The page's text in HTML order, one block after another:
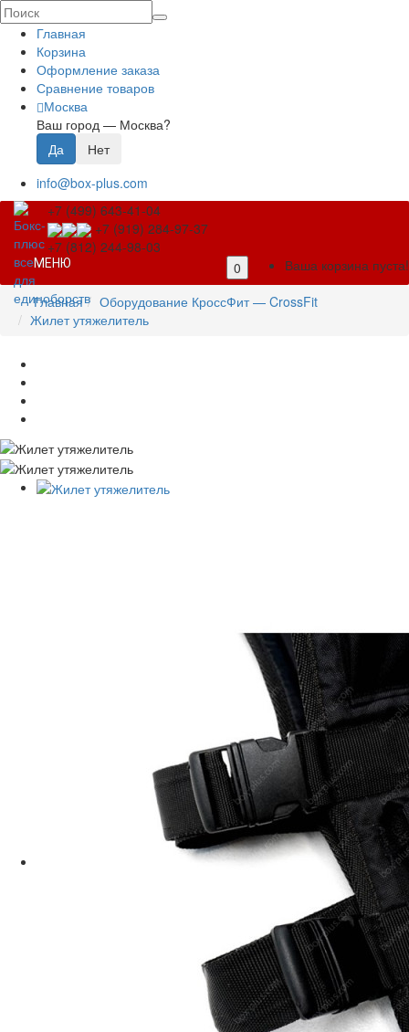
Главная
Корзина
Оформление заказа
Сравнение товаров
Москва
Ваш город — Москва?
info@box-plus.com
+7 (499) 643-41-04
+7 (919) 284-97-37
+7 (812) 244-98-03
0
Ваша корзина пуста!
МЕНЮ
Главная
Оборудование КроссФит — CrossFit
Жилет утяжелитель